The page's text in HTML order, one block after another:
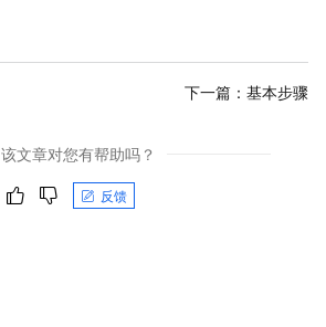
下一篇： 基本步骤
该文章对您有帮助吗？
反馈